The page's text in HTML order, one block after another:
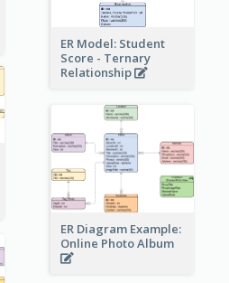
ER Model: Student
Score - Ternary
Relationship
ER Diagram Example:
Online Photo Album